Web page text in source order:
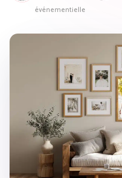
événementielle